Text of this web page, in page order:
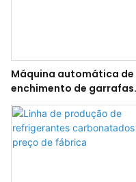
Máquina automática de
enchimento de garrafas
PET de água gaseificada